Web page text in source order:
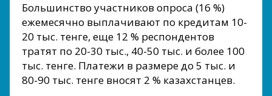
Большинство участников опроса (16 %)
ежемесячно выплачивают по кредитам 10-
20 тыс. тенге, еще 12 % респондентов
тратят по 20-30 тыс., 40-50 тыс. и более 100
тыс. тенге. Платежи в размере до 5 тыс. и
80-90 тыс. тенге вносят 2 % казахстанцев.